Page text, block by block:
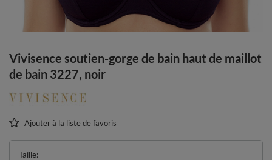
Vivisence soutien-gorge de bain haut de maillot
de bain 3227, noir
Ajouter à la liste de favoris
Taille